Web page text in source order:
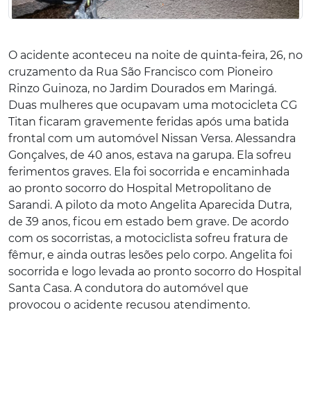
O acidente aconteceu na noite de quinta-feira, 26, no
cruzamento da Rua São Francisco com Pioneiro
Rinzo Guinoza, no Jardim Dourados em Maringá.
Duas mulheres que ocupavam uma motocicleta CG
Titan ficaram gravemente feridas após uma batida
frontal com um automóvel Nissan Versa. Alessandra
Gonçalves, de 40 anos, estava na garupa. Ela sofreu
ferimentos graves. Ela foi socorrida e encaminhada
ao pronto socorro do Hospital Metropolitano de
Sarandi. A piloto da moto Angelita Aparecida Dutra,
de 39 anos, ficou em estado bem grave. De acordo
com os socorristas, a motociclista sofreu fratura de
fêmur, e ainda outras lesões pelo corpo. Angelita foi
socorrida e logo levada ao pronto socorro do Hospital
Santa Casa. A condutora do automóvel que
provocou o acidente recusou atendimento.